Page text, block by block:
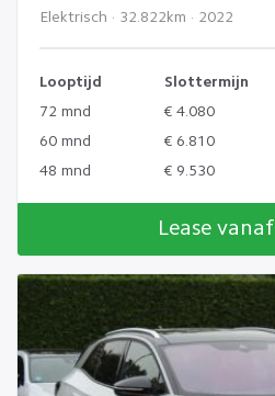
Elektrisch · 32.822km · 2022
Looptijd Slottermijn
72 mnd
€ 4.080
60 mnd
€ 6.810
48 mnd
€ 9.530
Lease vanaf